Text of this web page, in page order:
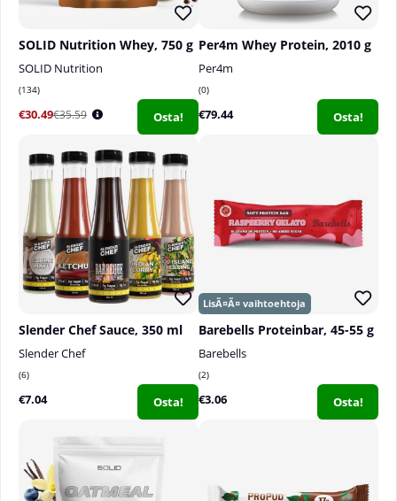
SOLID Nutrition Whey, 750 g
SOLID Nutrition
134
€30.49€35.59 Osta!
Per4m Whey Protein, 2010 g
Per4m
0
€79.44 Osta!
Slender Chef Sauce, 350 ml
Slender Chef
6
€7.04 Osta!
Barebells Proteinbar, 45-55 g
Barebells
2
€3.06 Osta!